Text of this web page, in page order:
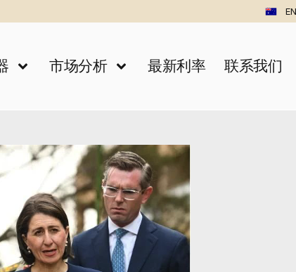
EN
市场分析 最新利率 联系我们